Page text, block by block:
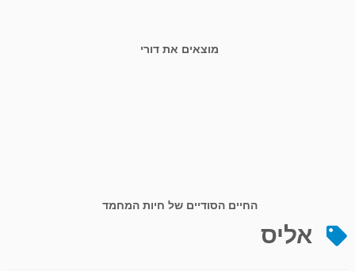
מוצאים את דורי
החיים הסודיים של חיות המחמד
אליס